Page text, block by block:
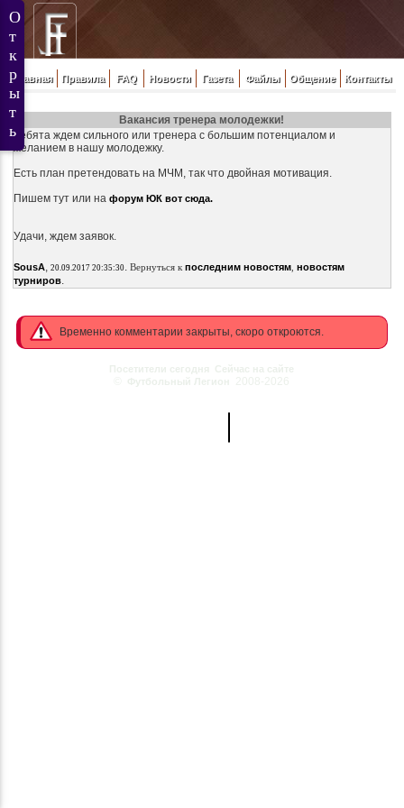
Главная Правила FAQ Новости Газета Файлы Общение Контакты
Вакансия тренера молодежки!
Ребята ждем сильного или тренера с большим потенциалом и
желанием в нашу молодежку.
Есть план претендовать на МЧМ, так что двойная мотивация.
Пишем тут или на форум ЮК вот сюда.
Удачи, ждем заявок.
SousA, 20.09.2017 20:35:30. Вернуться к последним новостям, новостям
турниров.
Временно комментарии закрыты, скоро откроются.